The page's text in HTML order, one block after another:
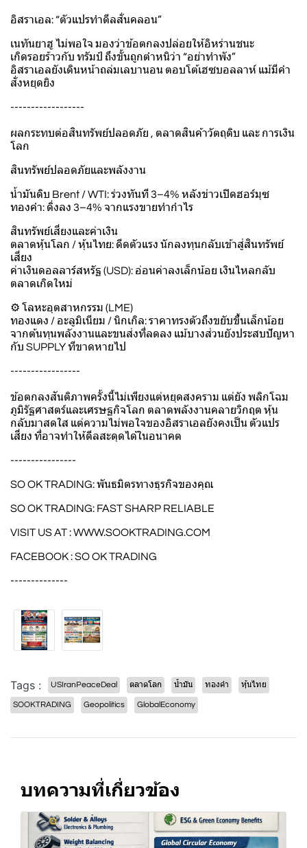
อิสราเอล: “ตัวแปรทำดีลสั่นคลอน”
เนทันยาฮู ไม่พอใจ มองว่าข้อตกลงปล่อยให้อิหร่านชนะ
เกิดรอยร้าวกับ ทรัมป์ ถึงขั้นถูกตำหนิว่า “อย่าทำพัง”
อิสราเอลยังเดินหน้าถล่มเลบานอน ตอบโต้เฮซบอลลาห์ แม้มีคำ
สั่งหยุดยิง
------------------
ผลกระทบต่อสินทรัพย์ปลอดภัย , ตลาดสินค้าวัตถุดิบ และ การเงิน
โลก
สินทรัพย์ปลอดภัยและพลังงาน
น้ำมันดิบ Brent / WTI: ร่วงทันที 3–4% หลังข่าวเปิดฮอร์มุซ
ทองคำ: ดิ่งลง 3–4% จากแรงขายทำกำไร
สินทรัพย์เสี่ยงและค่าเงิน
ตลาดหุ้นโลก / หุ้นไทย: ดีดตัวแรง นักลงทุนกลับเข้าสู่สินทรัพย์
เสี่ยง
ค่าเงินดอลลาร์สหรัฐ (USD): อ่อนค่าลงเล็กน้อย เงินไหลกลับ
ตลาดเกิดใหม่
⚙️ โลหะอุตสาหกรรม (LME)
ทองแดง / อะลูมิเนียม / นิกเกิล: ราคาทรงตัวถึงขยับขึ้นเล็กน้อย
จากต้นทุนพลังงานและขนส่งที่ลดลง แม้บางส่วนยังประสบปัญหา
กับ SUPPLY ทีขาดหายไป
-----------------
ข้อตกลงสันติภาพครั้งนี้ไม่เพียงแต่หยุดสงคราม แต่ยัง พลิกโฉม
ภูมิรัฐศาสตร์และเศรษฐกิจโลก ตลาดพลังงานคลายวิกฤต หุ้น
กลับมาสดใส แต่ความไม่พอใจของอิสราเอลยังคงเป็น ตัวแปร
เสี่ยง ที่อาจทำให้ดีลสะดุดได้ในอนาคต
----------------
SO OK TRADING: พันธมิตรทางธุรกิจของคุณ
SO OK TRADING: FAST SHARP RELIABLE
VISIT US AT :WWW.SOOKTRADING.COM
FACEBOOK : SO OK TRADING
--------------
Tags : USIranPeaceDeal ตลาดโลก น้ำมัน ทองคำ หุ้นไทย
SOOKTRADING Geopolitics GlobalEconomy
บทความที่เกี่ยวข้อง